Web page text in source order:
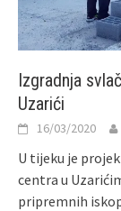
Izgradnja
Uzarići
16/03/2020
U tijeku je
centra u
pripremnih